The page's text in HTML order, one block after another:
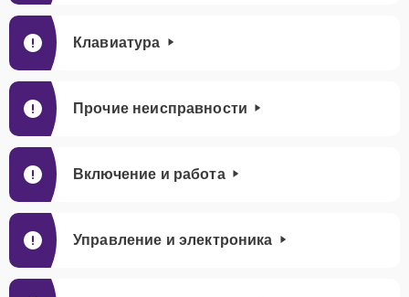
Клавиатура
Прочие неисправности
Включение и работа
Управление и электроника